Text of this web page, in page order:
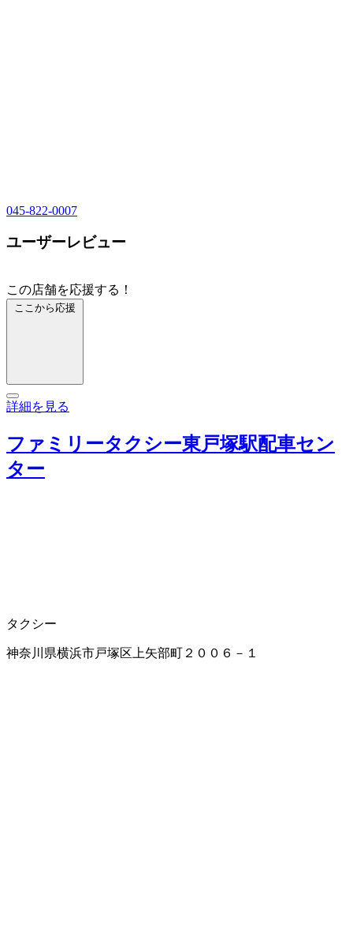
045-822-0007
ユーザーレビュー
この店舗を応援する！
ここから応援
詳細を見る
ファミリータクシー東戸塚駅配車セン
ター
タクシー
神奈川県横浜市戸塚区上矢部町２００６－１